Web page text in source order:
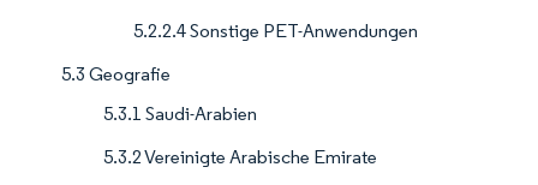
5.2.2.4 Sonstige PET-Anwendungen
5.3 Geografie
5.3.1 Saudi-Arabien
5.3.2 Vereinigte Arabische Emirate